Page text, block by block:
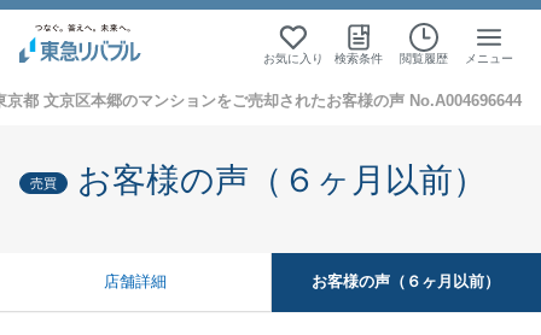
お気に入り 検索条件 閲覧履歴 メニュー
京都 文京区本郷のマンションをご売却されたお客様の声 No.A004696644
売買 お客様の声（６ヶ月以前）
店舗詳細 お客様の声（６ヶ月以前）